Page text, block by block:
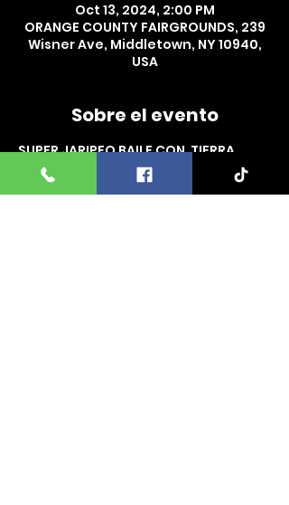
Oct 13, 2024, 2:00 PM
ORANGE COUNTY FAIRGROUNDS, 239
Wisner Ave, Middletown, NY 10940,
USA
Sobre el evento
SUPER JARIPEO BAILE CON  TIERRA
CALI, BANDA LOS SEBASTIANES, EDGAR
NUÑEZ, LA SUPER BANDA DE